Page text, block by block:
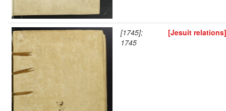
[1745];
1745
[Jesuit relations]